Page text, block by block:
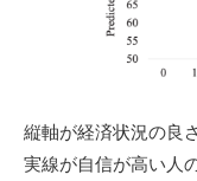
縦軸が経済状況の良
実線が自信が高い人